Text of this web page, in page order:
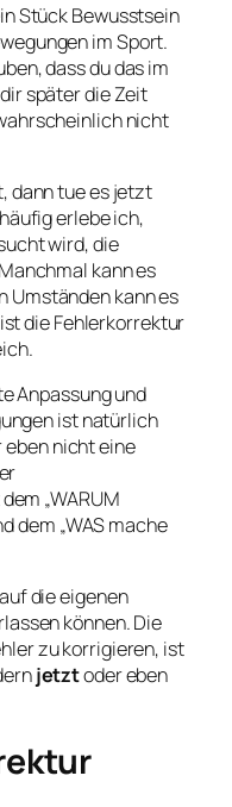
Stück Bewusstsein
im Sport.
dass du das im
später die Zeit
nicht
dann tue es jetzt
erlebe ich,
wird, die
kann es
Umständen kann es
die Fehlerkorrektur
Anpassung und
ist natürlich
eben nicht eine
„WARUM
dem „WAS mache
die eigenen
können. Die
zu korrigieren, ist
jetztoder eben